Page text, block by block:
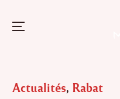
content
Menu
Posted
Actualités, Rabat